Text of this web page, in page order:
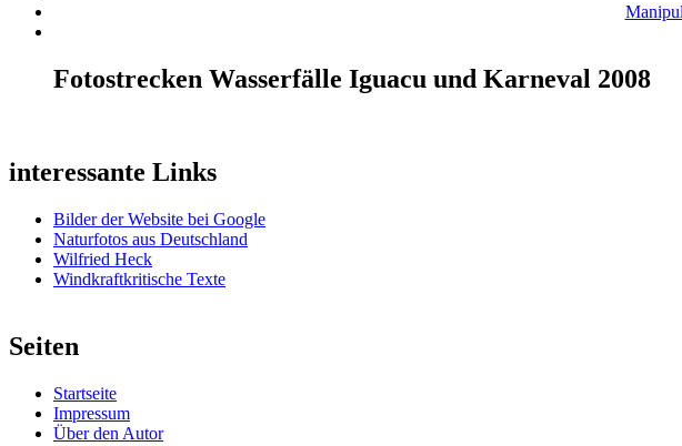
Fotostrecken Wasserfälle Iguacu und Karneval 2008
interessante Links
Bilder der Website bei Google
Naturfotos aus Deutschland
Wilfried Heck
Windkraftkritische Texte
Seiten
Startseite
Impressum
Über den Autor